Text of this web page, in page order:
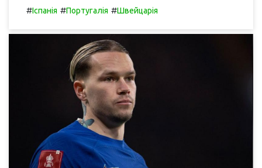
#Іспанія #Португалія #Швейцарія